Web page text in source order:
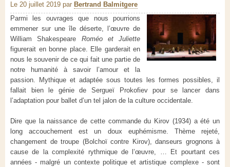
Le 20 juillet 2019 par Bertrand Balmitgere
Parmi les ouvrages que nous pourrions
emmener sur une île déserte, l’œuvre de
William Shakespeare Roméo et Juliette
figurerait en bonne place. Elle garderait en
nous le souvenir de ce qui fait une partie de
notre humanité à savoir l’amour et la
passion. Mythique et adaptée sous toutes les formes possibles, il
fallait bien le génie de Sergueï Prokofiev pour se lancer dans
l’adaptation pour ballet d’un tel jalon de la culture occidentale.
Dire que la naissance de cette commande du Kirov (1934) a été un
long accouchement est un doux euphémisme. Thème rejeté,
changement de troupe (Bolchoï contre Kirov), danseurs grognons à
cause de la complexité rythmique de l’œuvre, … Et pourtant ces
années - malgré un contexte politique et artistique complexe - sont